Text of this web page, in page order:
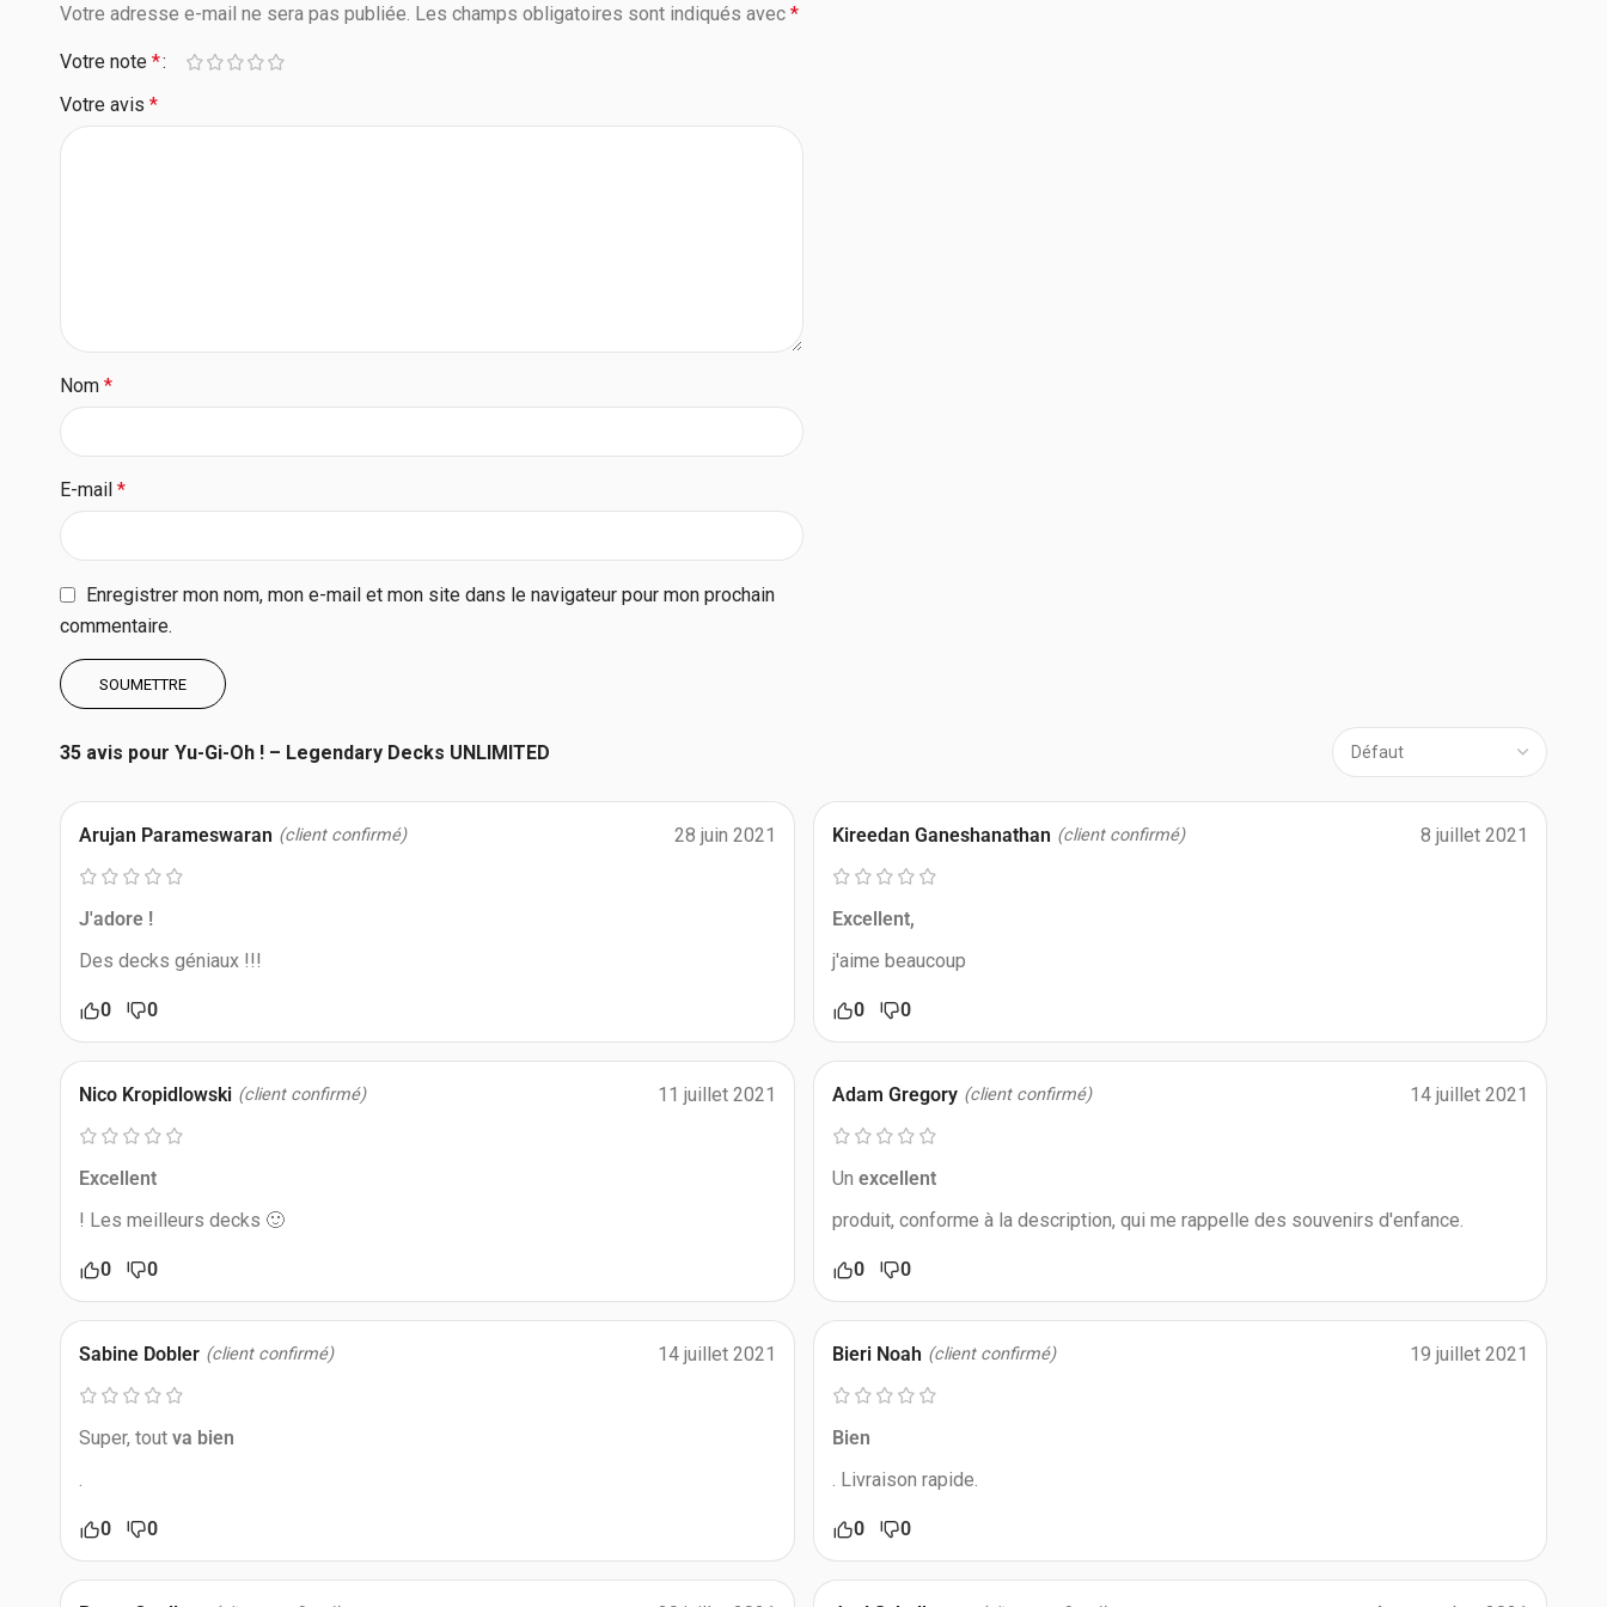
35 avis pour Yu-Gi-Oh ! – Legendary Decks UNLIMITED
Arujan Parameswaran (client confirmé) 28 juin 2021
J'adore !
Des decks géniaux !!!
0 0
Kireedan Ganeshanathan (client confirmé) 8 juillet 2021
Excellent,
j'aime beaucoup
0 0
Nico Kropidlowski (client confirmé) 11 juillet 2021
Excellent
! Les meilleurs decks 🙂
0 0
Adam Gregory (client confirmé) 14 juillet 2021
Un excellent
produit, conforme à la description, qui me rappelle des souvenirs d'enfance.
0 0
Sabine Dobler (client confirmé) 14 juillet 2021
Super, tout va bien
.
0 0
Bieri Noah (client confirmé) 19 juillet 2021
Bien
. Livraison rapide.
0 0
Votre adresse e-mail ne sera pas publiée. Les champs obligatoires sont indiqués avec *
Votre note *
Votre avis *
Nom *
E-mail *
Enregistrer mon nom, mon e-mail et mon site dans le navigateur pour mon prochain
commentaire.